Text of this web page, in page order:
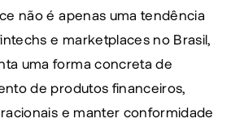
não é apenas uma tendência
e marketplaces no Brasil,
uma forma concreta de
de produtos financeiros,
e manter conformidade